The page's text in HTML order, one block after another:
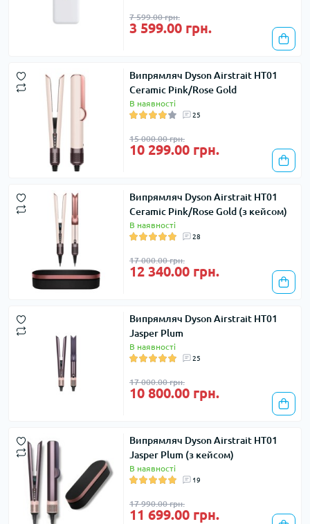
7 599.00 грн.
3 599.00 грн.
Випрямляч Dyson Airstrait HT01
Ceramic Pink/Rose Gold
В наявності
25
15 000.00 грн.
10 299.00 грн.
Випрямляч Dyson Airstrait HT01
Ceramic Pink/Rose Gold (з кейсом)
В наявності
28
17 000.00 грн.
12 340.00 грн.
Випрямляч Dyson Airstrait HT01
Jasper Plum
В наявності
25
17 000.00 грн.
10 800.00 грн.
Випрямляч Dyson Airstrait HT01
Jasper Plum (з кейсом)
В наявності
19
17 990.00 грн.
11 699.00 грн.